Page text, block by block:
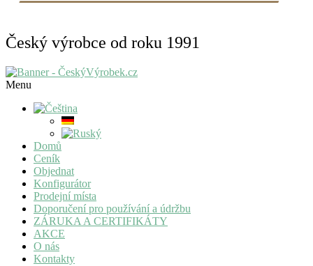
Český výrobce od roku 1991
Menu
Domů
Ceník
Objednat
Konfigurátor
Prodejní místa
Doporučení pro používání a údržbu
ZÁRUKA A CERTIFIKÁTY
AKCE
O nás
Kontakty